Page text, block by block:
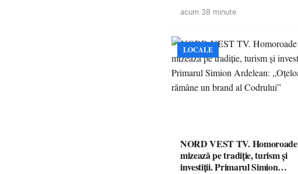
acum 38 minute
LOCALE
NORD VEST TV. Homoroade
mizează pe tradiție, turism și
investiții. Primarul Simion